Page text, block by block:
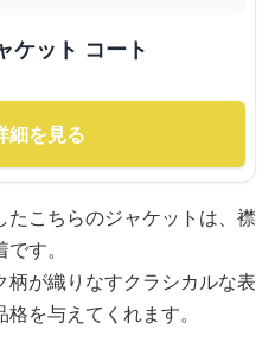
ケット コート
細を見る
こちらのジャケットは、襟
す。
が織りなすクラシカルな表
を与えてくれます。